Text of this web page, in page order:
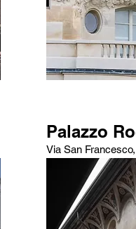
Palazzo
Via San